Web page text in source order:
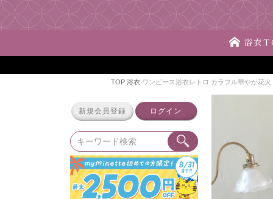
浴衣
TOP 浴衣 ワンピース浴衣レトロ カラフル華やか花
新規会員登録 ログイン